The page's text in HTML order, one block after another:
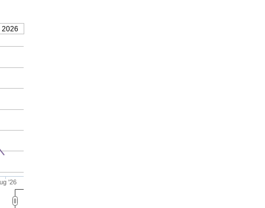
2026
'26